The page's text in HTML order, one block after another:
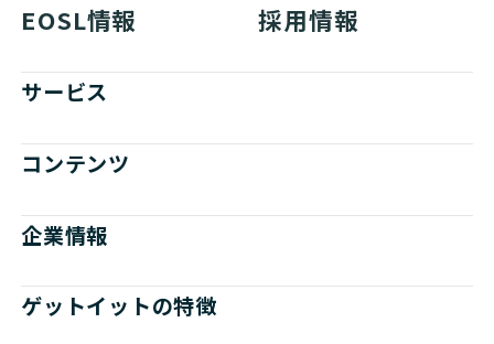
EOSL情報
採用情報
サービス
コンテンツ
企業情報
ゲットイットの特徴